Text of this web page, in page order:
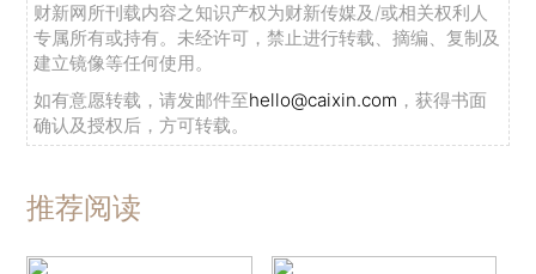
财新网所刊载内容之知识产权为财新传媒及/或相关权利人
专属所有或持有。未经许可，禁止进行转载、摘编、复制及
建立镜像等任何使用。
如有意愿转载，请发邮件至hello@caixin.com ，获得书面
确认及授权后，方可转载。
推荐阅读